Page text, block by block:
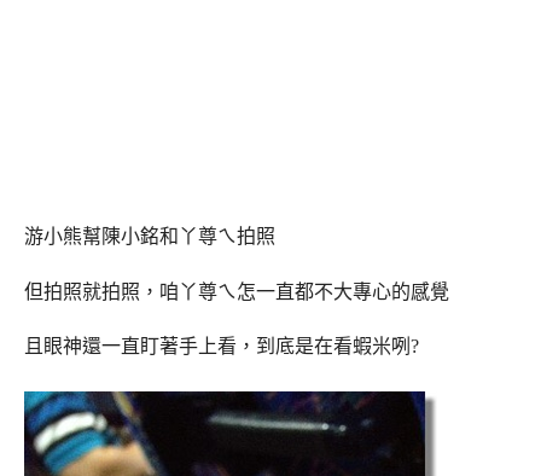
游小熊幫陳小銘和丫尊ㄟ拍照
但拍照就拍照，咱丫尊ㄟ怎一直都不大專心的感覺
且眼神還一直盯著手上看，到底是在看蝦米咧?